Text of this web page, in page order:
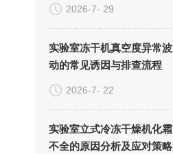
2026-7- 29
实验室冻干机真空度异常波
动的常见诱因与排查流程
2026-7- 22
实验室立式冷冻干燥机化霜
不全的原因分析及应对策略